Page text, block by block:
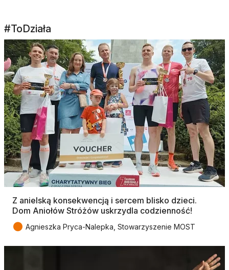
#ToDziała
Z anielską konsekwencją i sercem blisko dzieci.
Dom Aniołów Stróżów uskrzydla codzienność!
● Agnieszka Pryca-Nalepka, Stowarzyszenie MOST